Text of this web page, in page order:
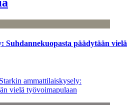
Suhdannekuopasta päädytään vielä
ammattilaiskysely:
vielä työvoimapulaan